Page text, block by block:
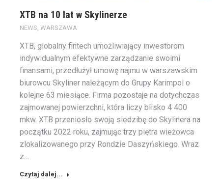
XTB na 10 lat w Skylinerze
NEWS, WARSZAWA
XTB, globalny fintech umożliwiający inwestorom
indywidualnym efektywne zarządzanie swoimi
finansami, przedłużył umowę najmu w warszawskim
biurowcu Skyliner należącym do Grupy Karimpol o
kolejne 63 miesiące. Firma pozostaje na dotychczas
zajmowanej powierzchni, która liczy blisko 4 400
mkw. XTB przeniosło swoją siedzibę do Skylinera na
początku 2022 roku, zajmując trzy piętra wieżowca
zlokalizowanego przy Rondzie Daszyńskiego. Wraz
z…
Czytaj dalej...